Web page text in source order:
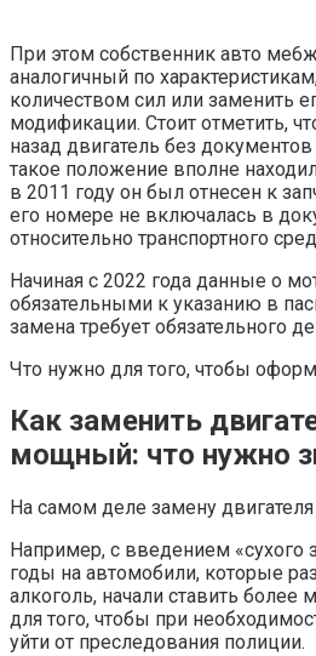
При этом собственник авто
аналогичный по
количеством сил или заменить
модификации. Стоит отметить,
назад двигатель без
такое положение вполне
в 2011 году он был отнесен к
его номере не включалась в
относительно транспортного
Начиная с 2022 года данные о
обязательными к указанию в
замена требует обязательного
Что нужно для того, чтобы
Как заменить
мощный: что нужно
На самом деле замену
Например, с введением «сухого
годы на автомобили, которые
алкоголь, начали ставить
для того, чтобы при
уйти от преследования полиции.